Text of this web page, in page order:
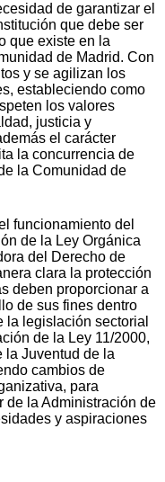
de garantizar el
que debe ser
que existe en la
de Madrid. Con
y se agilizan los
estableciendo como
los valores
justicia y
el carácter
la concurrencia de
la Comunidad de
funcionamiento del
de la Ley Orgánica
del Derecho de
clara la protección
deben proporcionar a
de sus fines dentro
la legislación sectorial
de la Ley 11/2000,
la Juventud de la
cambios de
para
de la Administración de
y aspiraciones